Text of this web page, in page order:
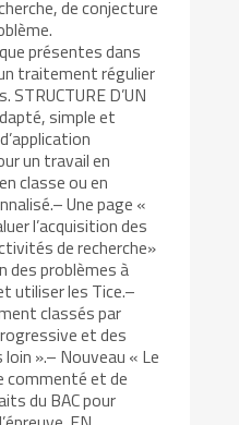
de conjecture
présentes dans
traitement régulier
D’UN
simple et
un travail en
classe ou en
Une page «
l’acquisition des
de recherche»
des problèmes à
utiliser les Tice.–
classés par
et des
».– Nouveau « Le
commenté et de
du BAC pour